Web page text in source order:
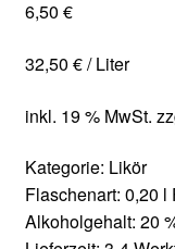
Veranstaltungen
Shop
Mein Konto
Wishlist
Warenkorb
6,50 €
32,50 €/Liter
inkl. 19 % MwSt.
Kategorie: Likör
Flaschenart: 0,20 l
Alkoholgehalt: 20